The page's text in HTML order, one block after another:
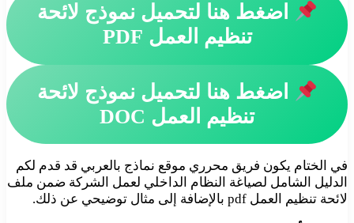
اضغط هنا لتحميل نموذج لائحة
تنظيم العمل PDF
اضغط هنا لتحميل نموذج لائحة
تنظيم العمل DOC
في الختام يكون فريق محرري موقع نماذج بالعربي قد قدم لكم
الدليل الشامل لصياغة النظام الداخلي لعمل الشركة ضمن ملف
لائحة تنظيم العمل pdf بالإضافة إلى مثال توضيحي عن ذلك.